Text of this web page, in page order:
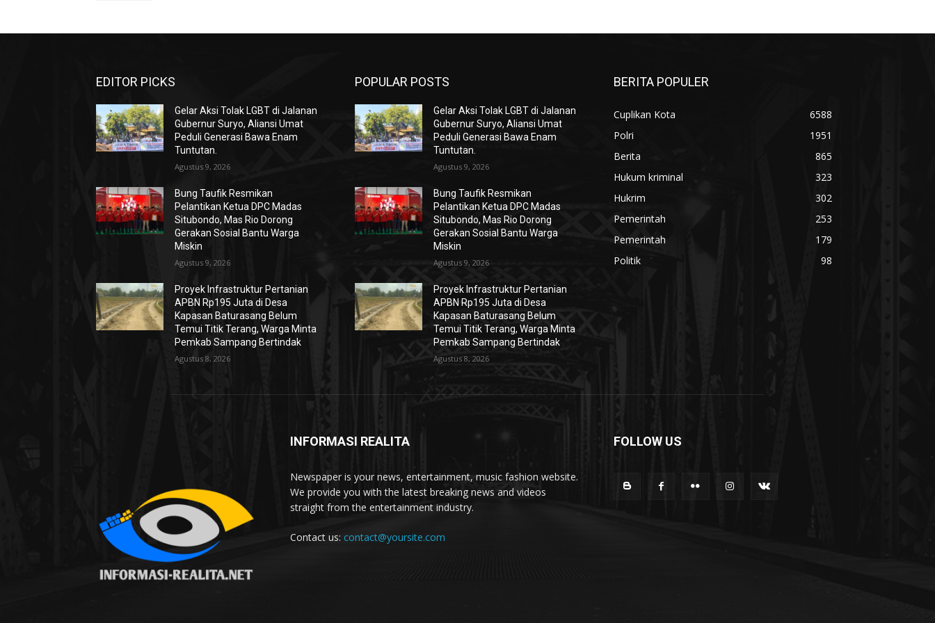
EDITOR PICKS
Gelar Aksi Tolak LGBT di Jalanan
Gubernur Suryo, Aliansi Umat
Peduli Generasi Bawa Enam
Tuntutan.
Agustus 9, 2026
Bung Taufik Resmikan
Pelantikan Ketua DPC Madas
Situbondo, Mas Rio Dorong
Gerakan Sosial Bantu Warga
Miskin
Agustus 9, 2026
Proyek Infrastruktur Pertanian
APBN Rp195 Juta di Desa
Kapasan Baturasang Belum
Temui Titik Terang, Warga Minta
Pemkab Sampang Bertindak
Agustus 8, 2026
POPULAR POSTS
Gelar Aksi Tolak LGBT di Jalanan
Gubernur Suryo, Aliansi Umat
Peduli Generasi Bawa Enam
Tuntutan.
Agustus 9, 2026
Bung Taufik Resmikan
Pelantikan Ketua DPC Madas
Situbondo, Mas Rio Dorong
Gerakan Sosial Bantu Warga
Miskin
Agustus 9, 2026
Proyek Infrastruktur Pertanian
APBN Rp195 Juta di Desa
Kapasan Baturasang Belum
Temui Titik Terang, Warga Minta
Pemkab Sampang Bertindak
Agustus 8, 2026
BERITA POPULER
Cuplikan Kota
6588
Polri
1951
Berita
865
Hukum kriminal
323
Hukrim
302
Pemerintah
253
Pemerintah
179
Politik
98
INFORMASI REALITA
Newspaper is your news, entertainment, music fashion website.
We provide you with the latest breaking news and videos
straight from the entertainment industry.
Contact us: contact@yoursite.com
FOLLOW US